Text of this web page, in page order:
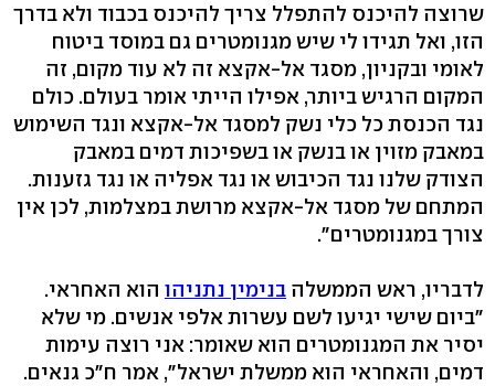
שרוצה להיכנס להתפלל צריך להיכנס בכבוד ולא בדרך
הזו, ואל תגידו לי שיש מגנומטרים גם במוסד ביטוח
לאומי ובקניון, מסגד אל-אקצא זה לא עוד מקום, זה
המקום הרגיש ביותר, אפילו הייתי אומר בעולם. כולם
נגד הכנסת כל כלי נשק למסגד אל-אקצא ונגד השימוש
במאבק מזוין או בנשק או בשפיכות דמים במאבק
הצודק שלנו נגד הכיבוש או נגד אפליה או נגד גזענות.
המתחם של מסגד אל-אקצא מרושת במצלמות, לכן אין
צורך במגנומטרים".
לדבריו, ראש הממשלה בנימין נתניהו הוא האחראי.
"ביום שישי יגיעו לשם עשרות אלפי אנשים. מי שלא
יסיר את המגנומטרים הוא שאומר: אני רוצה עימות
דמים, והאחראי הוא ממשלת ישראל", אמר ח"כ גנאים.